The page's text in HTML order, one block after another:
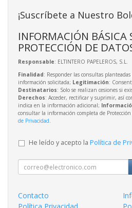
¡Suscríbete a Nuestro
INFORMACIÓN BÁSICA
PROTECCIÓN DE
Responsable: ELTINTERO PAPELEROS, S.L.
Finalidad: Responder las consultas
información solicitada; Legitimación:
Destinatarios: Solo se realizan cesiones si
Derechos: Acceder, rectificar y suprimir, así
indica en la información adicional;
consultar la información completa de
de Privacidad.
He leído y acepto la Política de
Contacto